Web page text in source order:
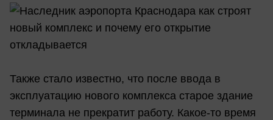
Также стало известно, что после ввода в
эксплуатацию нового комплекса старое здание
терминала не прекратит работу. Какое-то время